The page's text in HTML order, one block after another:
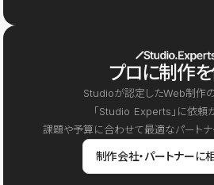
プロに制作
Studioが認定したWeb制作
「Studio Experts」に依頼
課題や予算に合わせて最適なパートナ
制作会社・パートナーに